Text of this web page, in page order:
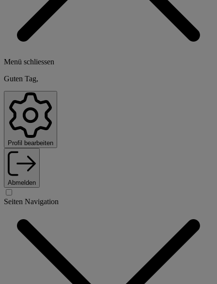
Menü schliessen
Guten Tag,
Profil bearbeiten
Abmelden
Seiten Navigation